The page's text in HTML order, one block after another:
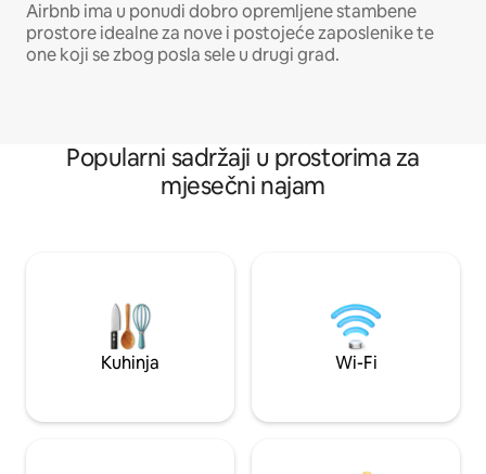
Airbnb ima u ponudi dobro opremljene stambene
prostore idealne za nove i postojeće zaposlenike te
one koji se zbog posla sele u drugi grad.
Popularni sadržaji u prostorima za
mjesečni najam
Kuhinja Wi-Fi